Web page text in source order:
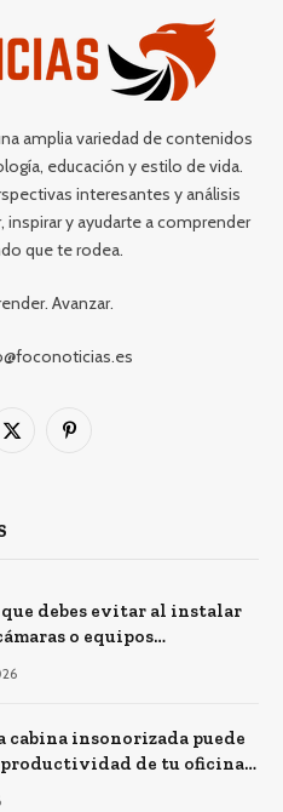
amplia variedad de contenidos
educación y estilo de vida.
interesantes y análisis
y ayudarte a comprender
que te rodea.
Avanzar.
X
Pinterest
que debes evitar al instalar
o equipos
cabina insonorizada puede
de tu oficina